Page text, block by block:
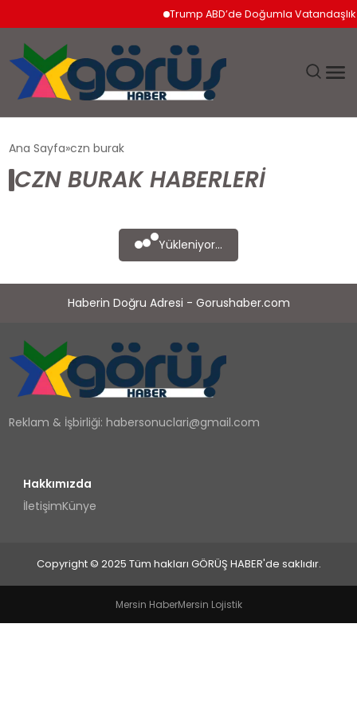
Trump ABD’de Doğumla Vatandaşlık
EKONOMI
SPOR
TEKNOLOJI
YAŞAM
Ana Sayfa czn burak
CZN BURAK HABERLERI
Yükleniyor...
Haberin Doğru Adresi - Gorushaber.com
Reklam & İşbirliği:habersonuclari@gmail.com
Hakkımızda
İletişimKünye
Copyright © 2025 Tüm hakları GÖRÜŞ HABER'de saklıdır.
Mersin HaberMersin Lojistik